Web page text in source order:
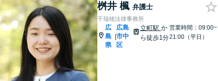
桝井 楓 弁護士
千瑞穂法律事務所
広
島
県
|
広島
市中
区
立町駅 か
ら徒歩1分
営業時間：09:00~
21:00（平日）